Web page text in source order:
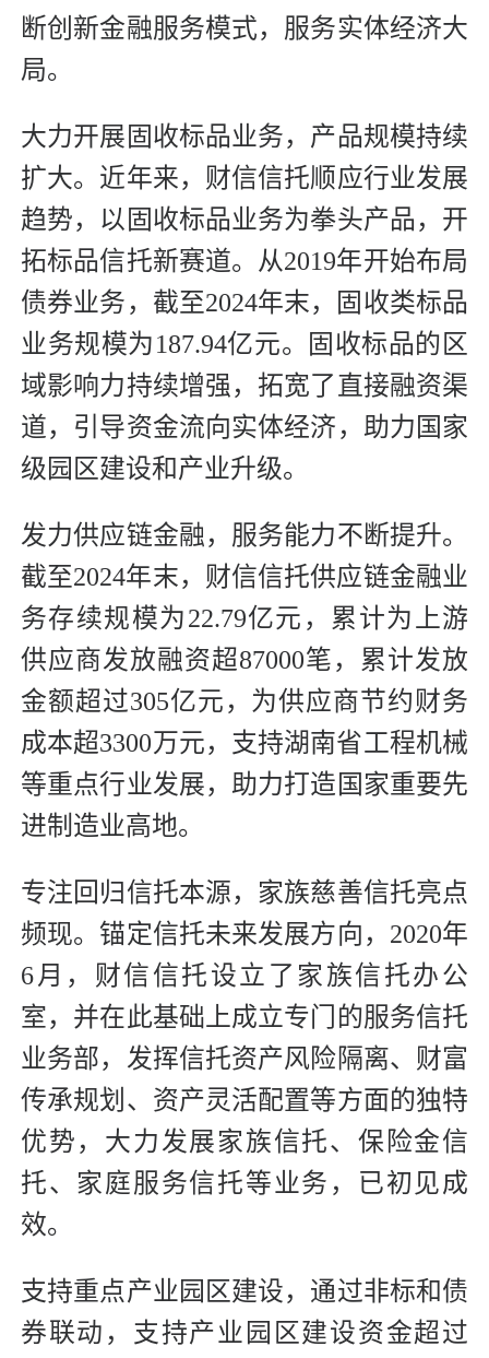
断创新金融服务模式，服务实体经济大
局。
大力开展固收标品业务，产品规模持续
扩大。近年来，财信信托顺应行业发展
趋势，以固收标品业务为拳头产品，开
拓标品信托新赛道。从2019年开始布局
债券业务，截至2024年末，固收类标品
业务规模为187.94亿元。固收标品的区
域影响力持续增强，拓宽了直接融资渠
道，引导资金流向实体经济，助力国家
级园区建设和产业升级。
发力供应链金融，服务能力不断提升。
截至2024年末，财信信托供应链金融业
务存续规模为22.79亿元，累计为上游
供应商发放融资超87000笔，累计发放
金额超过305亿元，为供应商节约财务
成本超3300万元，支持湖南省工程机械
等重点行业发展，助力打造国家重要先
进制造业高地。
专注回归信托本源，家族慈善信托亮点
频现。锚定信托未来发展方向，2020年
6月，财信信托设立了家族信托办公
室，并在此基础上成立专门的服务信托
业务部，发挥信托资产风险隔离、财富
传承规划、资产灵活配置等方面的独特
优势，大力发展家族信托、保险金信
托、家庭服务信托等业务，已初见成
效。
支持重点产业园区建设，通过非标和债
券联动，支持产业园区建设资金超过